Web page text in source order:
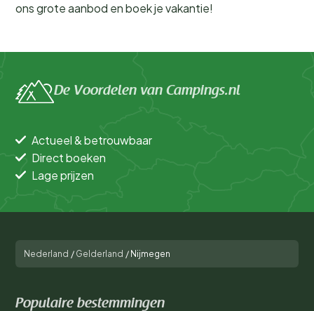
ons grote aanbod en boek je vakantie!
De Voordelen van Campings.nl
Actueel & betrouwbaar
Direct boeken
Lage prijzen
Nederland / Gelderland / Nijmegen
Populaire bestemmingen